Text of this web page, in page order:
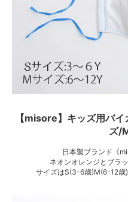
【misore】キッズ用バ
ズ/
日本製ブランド《
ネオンオレンジとブラ
サイズはS(3-6歳)M(6-12歳)